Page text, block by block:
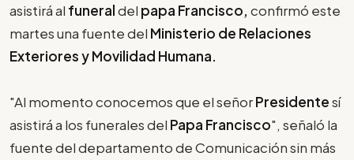
asistirá al funeraldel papa Francisco, confirmó este
martes una fuente del Ministerio de Relaciones
Exteriores y Movilidad Humana.
"Al momento conocemos que el señorPresidentesí
asistirá a los funerales del Papa Francisco", señaló la
fuente del departamento de Comunicación sin más